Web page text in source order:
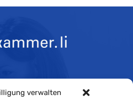
verwalten
13:30 bis 16:30 Uhr